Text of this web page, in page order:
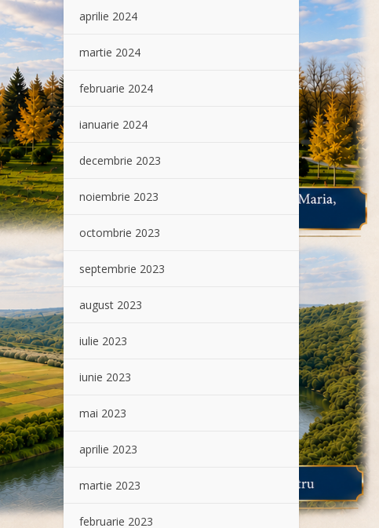
aprilie 2024
martie 2024
februarie 2024
ianuarie 2024
decembrie 2023
noiembrie 2023
octombrie 2023
septembrie 2023
august 2023
iulie 2023
iunie 2023
mai 2023
aprilie 2023
martie 2023
februarie 2023